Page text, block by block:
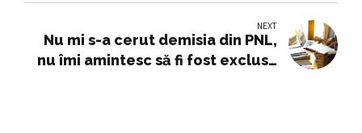
NEXT
Nu mi s-a cerut demisia din PNL,
nu îmi amintesc să fi fost exclusă